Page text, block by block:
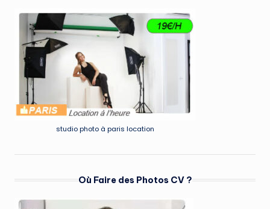
studio photo à paris location
Où Faire des Photos CV ?